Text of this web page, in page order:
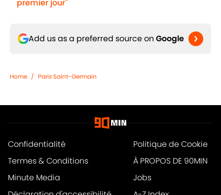
premier jour"
Add us as a preferred source on Google
Home / Paris Saint-Germain
Confidentialité
Politique de Cookie
Termes & Conditions
À PROPOS DE 90MIN
Minute Media
Jobs